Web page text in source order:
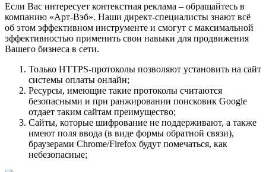
Если Вас интересует контекстная реклама – обращайтесь в
компанию «Арт-Вэб». Наши директ-специалисты знают всё
об этом эффективном инструменте и смогут с максимальной
эффективностью применить свои навыки для продвижения
Вашего бизнеса в сети.
Только HTTPS-протоколы позволяют установить на сайт
системы оплаты онлайн;
Ресурсы, имеющие такие протоколы считаются
безопасными и при ранжировании поисковик Google
отдает таким сайтам преимущество;
Сайты, которые шифрование не поддерживают, а также
имеют поля ввода (в виде формы обратной связи),
браузерами Chrome/Firefox будут помечаться, как
небезопасные;